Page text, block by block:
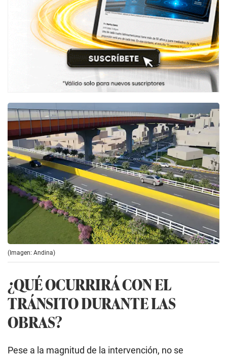
(Imagen: Andina)
¿QUÉ OCURRIRÁ CON EL
TRÁNSITO DURANTE LAS
OBRAS?
Pese a la magnitud de la intervención, no se